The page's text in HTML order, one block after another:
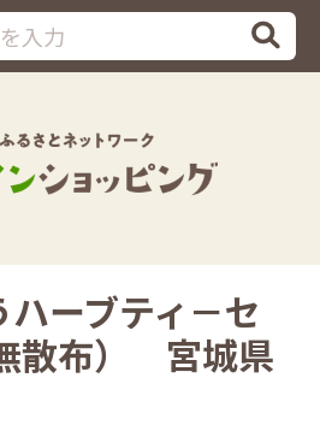
ーブティ－セ
散布） 宮城県